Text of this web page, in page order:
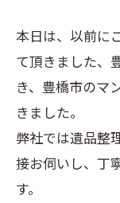
本日は、以前に
て頂きました、
き、豊橋市のマ
きました。
弊社では遺品整
接お伺いし、丁
す。